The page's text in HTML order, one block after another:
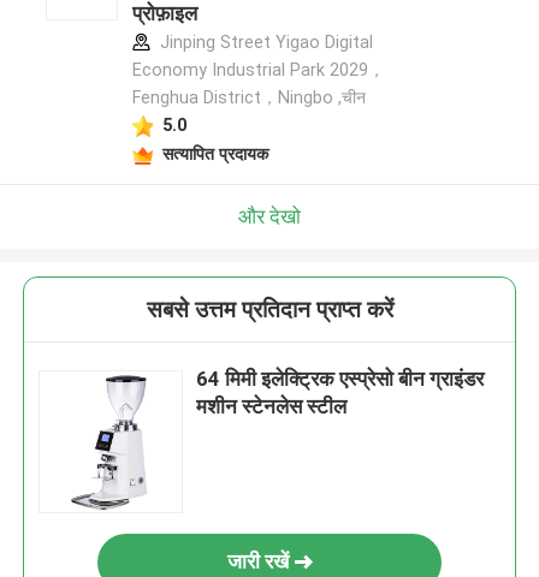
प्रोफ़ाइल
Jinping Street Yigao Digital
Economy Industrial Park 2029，
Fenghua District，Ningbo ,चीन
5.0
सत्यापित प्रदायक
और देखो
सबसे उत्तम प्रतिदान प्राप्त करें
64 मिमी इलेक्ट्रिक एस्प्रेसो बीन ग्राइंडर
मशीन स्टेनलेस स्टील
जारी रखें